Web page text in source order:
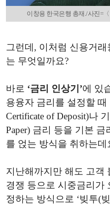
이창용 한국은행 총재./사진=
그런데, 이처럼 신용거
는 무엇일까요?
바로 ‘금리 인상기’에 있
용융자 금리를 설정할
Certificate of Deposit)나
Paper) 금리 등을 기본
를 얹는 방식을 취하는데
지난해까지만 해도 고객
경쟁 등으로 시중금리가
정하는 방식으로 ‘빚투(